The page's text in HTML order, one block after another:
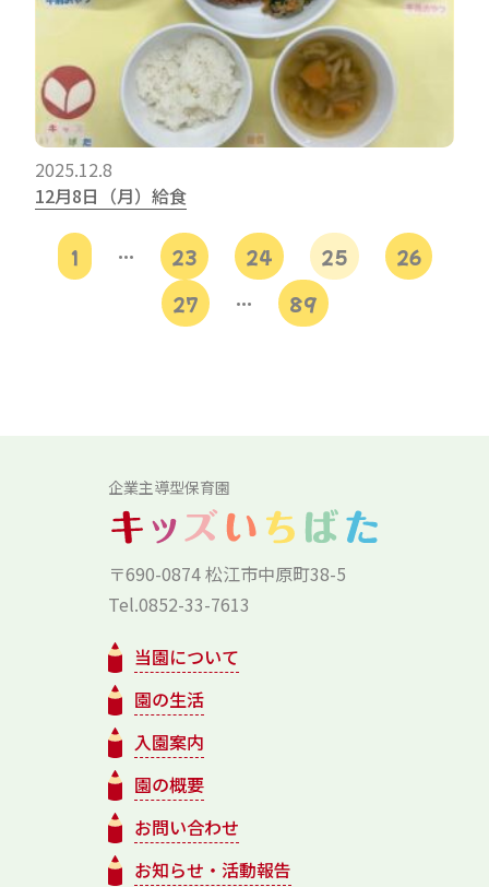
2025.12.8
12月8日（月）給食
1 … 23 24 25
26
27
… 89
企業主導型保育園
〒690-0874 松江市中原町38-5
Tel.0852-33-7613
当園について
園の生活
入園案内
園の概要
お問い合わせ
お知らせ・活動報告